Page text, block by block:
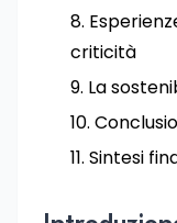
criticità
La
Sintesi